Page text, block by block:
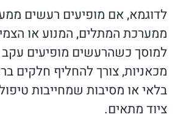
לדוגמא, אם מופיעים רעשים
ממערכת המתלים, המנוע או
למוסך כשהרעשים מופיעים עקב
מכאניות, צורך להחליף חלקים
בלאי או מסיבות שמחייבות
ציוד מתאים.